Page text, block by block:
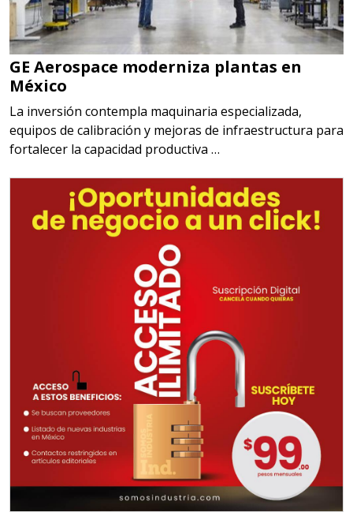
GE Aerospace moderniza plantas en
México
La inversión contempla maquinaria especializada,
equipos de calibración y mejoras de infraestructura para
fortalecer la capacidad productiva …